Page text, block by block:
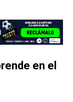
en el